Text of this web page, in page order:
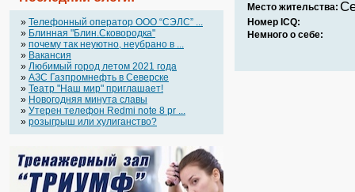
» Телефонный оператор OOO “СЭЛС” ...
» Блинная "Блин.Сковородка"
» почему так неуютно, неубрано в ...
» Вакансия
» Любимый город летом 2021 года
» АЗС Газпромнефть в Северске
» Театр "Наш мир" приглашает!
» Новогодняя минута славы
» Утерен телефон Redmi note 8 pr ...
» розыгрыш или хулиганство?
Место жительства:
Номер ICQ:
Немного о себе: